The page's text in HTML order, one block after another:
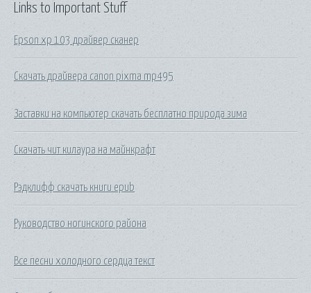
Links to Important Stuff
Epson xp 103 драйвер сканер
Скачать драйвера canon pixma mp495
Заставки на компьютер скачать бесплатно природа зима
Скачать чит килаура на майнкрафт
Рэдклифф скачать книги epub
Руководство ногинского района
Все песни холодного сердца текст